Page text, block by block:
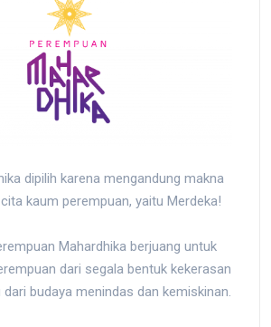
dipilih karena mengandung makna
kaum perempuan, yaitu Merdeka!
Mahardhika berjuang untuk
dari segala bentuk kekerasan
budaya menindas dan kemiskinan.